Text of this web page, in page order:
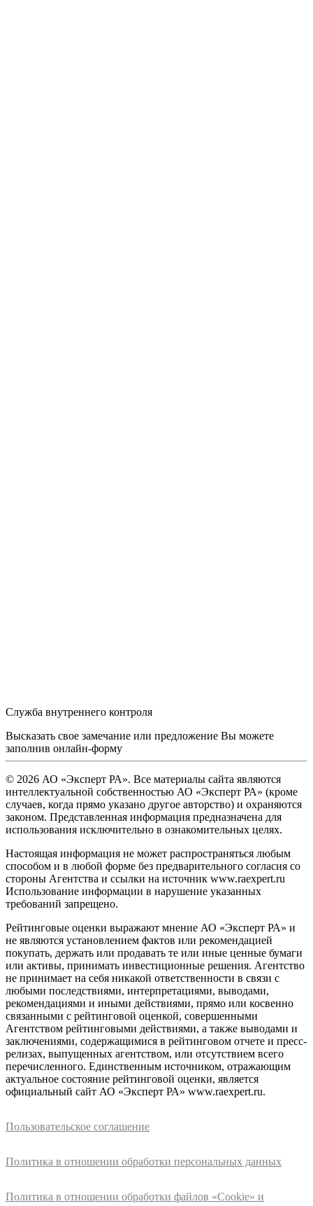
Служба внутреннего контроля
Высказать свое замечание или предложение Вы можете
заполнив онлайн-форму
© 2026 АО «Эксперт РА». Все материалы сайта являются
интеллектуальной собственностью АО «Эксперт РА» (кроме
случаев, когда прямо указано другое авторство) и охраняются
законом. Представленная информация предназначена для
использования исключительно в ознакомительных целях.
Настоящая информация не может распространяться любым
способом и в любой форме без предварительного согласия со
стороны Агентства и ссылки на источник www.raexpert.ru
Использование информации в нарушение указанных
требований запрещено.
Рейтинговые оценки выражают мнение АО «Эксперт РА» и
не являются установлением фактов или рекомендацией
покупать, держать или продавать те или иные ценные бумаги
или активы, принимать инвестиционные решения. Агентство
не принимает на себя никакой ответственности в связи с
любыми последствиями, интерпретациями, выводами,
рекомендациями и иными действиями, прямо или косвенно
связанными с рейтинговой оценкой, совершенными
Агентством рейтинговыми действиями, а также выводами и
заключениями, содержащимися в рейтинговом отчете и пресс-
релизах, выпущенных агентством, или отсутствием всего
перечисленного. Единственным источником, отражающим
актуальное состояние рейтинговой оценки, является
официальный сайт АО «Эксперт РА» www.raexpert.ru.
Пользовательское соглашение
Политика в отношении обработки персональных данных
Политика в отношении обработки файлов «Cookie» и